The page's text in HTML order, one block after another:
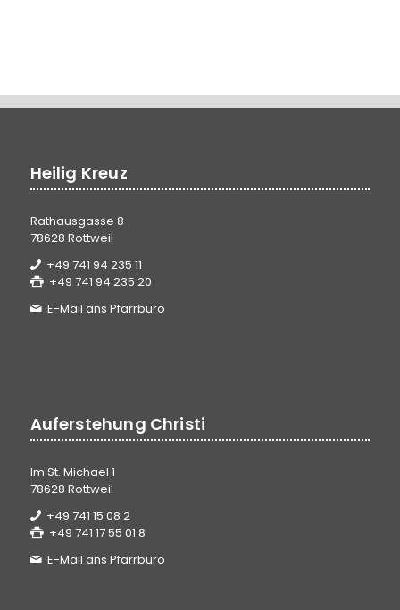
Heilig Kreuz
Rathausgasse 8
78628 Rottweil
+49 741 94 235 11
+49 741 94 235 20
E-Mail ans Pfarrbüro
Auferstehung Christi
Im St. Michael 1
78628 Rottweil
+49 741 15 08 2
+49 741 17 55 01 8
E-Mail ans Pfarrbüro